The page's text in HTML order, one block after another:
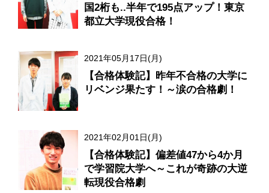
国2桁も..半年で195点アップ！東京
都立大学現役合格！
2021年05月17日(月)
【合格体験記】昨年不合格の大学に
リベンジ果たす！～涙の合格劇！
2021年02月01日(月)
【合格体験記】偏差値47から4か月
で学習院大学へ～これが奇跡の大逆
転現役合格劇